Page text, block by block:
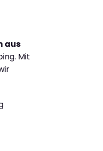
aus
Mit